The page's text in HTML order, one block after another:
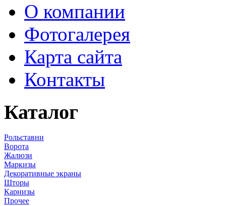
О компании
Фотогалерея
Карта сайта
Контакты
Каталог
Рольставни
Ворота
Жалюзи
Маркизы
Декоративные экраны
Шторы
Карнизы
Прочее